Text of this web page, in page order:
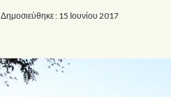
Δημοσιεύθηκε : 15 Ιουνίου 2017